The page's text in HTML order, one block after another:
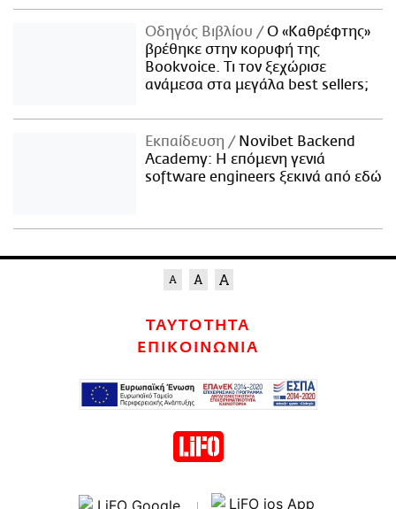
Οδηγός Βιβλίου
Ο «Καθρέφτης»
βρέθηκε στην κορυφή της
Bookvoice. Τι τον ξεχώρισε
ανάμεσα στα μεγάλα best sellers;
Εκπαίδευση
Novibet Backend
Academy: Η επόμενη γενιά
software engineers ξεκινά από εδώ
ΤΑΥΤΟΤΗΤΑ
ΕΠΙΚΟΙΝΩΝΙΑ